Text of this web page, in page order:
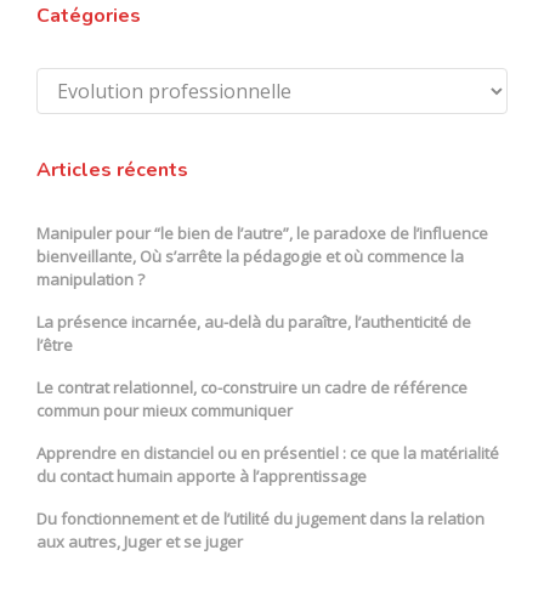
Catégories
Catégories
Articles récents
Manipuler pour “le bien de l’autre”, le paradoxe de l’influence
bienveillante, Où s’arrête la pédagogie et où commence la
manipulation ?
La présence incarnée, au-delà du paraître, l’authenticité de
l’être
Le contrat relationnel, co-construire un cadre de référence
commun pour mieux communiquer
Apprendre en distanciel ou en présentiel : ce que la matérialité
du contact humain apporte à l’apprentissage
Du fonctionnement et de l’utilité du jugement dans la relation
aux autres, Juger et se juger